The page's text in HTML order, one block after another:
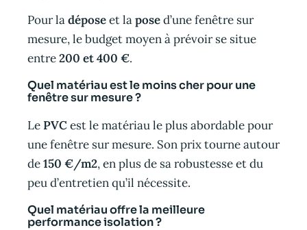
Pour ladéposeet laposed’une fenêtre sur
mesure, le budget moyen à prévoir se situe
entre200 et 400 €.
Quel matériau est le moins cher pour une
fenêtre sur mesure ?
LePVCest le matériau le plus abordable pour
une fenêtre sur mesure. Son prix tourne autour
de150 €/m2, en plus de sa robustesse et du
peu d’entretien qu’il nécessite.
Quel matériau offre la meilleure
performance isolation ?